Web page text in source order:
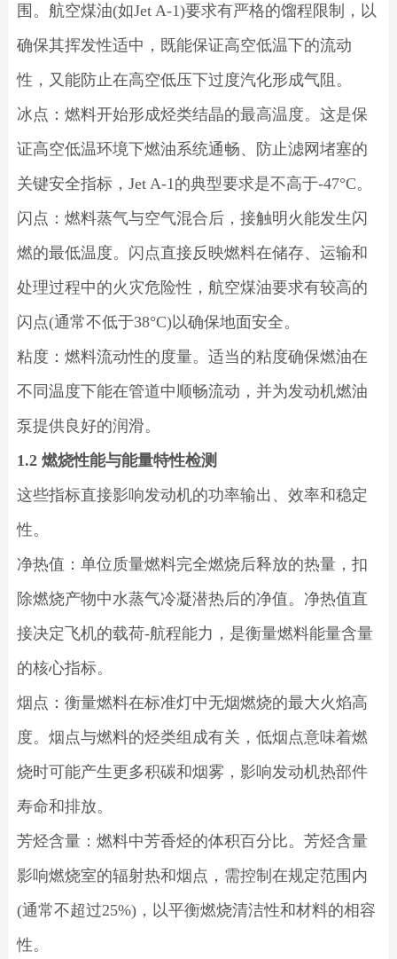
围。航空煤油(如Jet A-1)要求有严格的馏程限制，以
确保其挥发性适中，既能保证高空低温下的流动
性，又能防止在高空低压下过度汽化形成气阻。
冰点：燃料开始形成烃类结晶的最高温度。这是保
证高空低温环境下燃油系统通畅、防止滤网堵塞的
关键安全指标，Jet A-1的典型要求是不高于-47°C。
闪点：燃料蒸气与空气混合后，接触明火能发生闪
燃的最低温度。闪点直接反映燃料在储存、运输和
处理过程中的火灾危险性，航空煤油要求有较高的
闪点(通常不低于38°C)以确保地面安全。
粘度：燃料流动性的度量。适当的粘度确保燃油在
不同温度下能在管道中顺畅流动，并为发动机燃油
泵提供良好的润滑。
1.2 燃烧性能与能量特性检测
这些指标直接影响发动机的功率输出、效率和稳定
性。
净热值：单位质量燃料完全燃烧后释放的热量，扣
除燃烧产物中水蒸气冷凝潜热后的净值。净热值直
接决定飞机的载荷-航程能力，是衡量燃料能量含量
的核心指标。
烟点：衡量燃料在标准灯中无烟燃烧的最大火焰高
度。烟点与燃料的烃类组成有关，低烟点意味着燃
烧时可能产生更多积碳和烟雾，影响发动机热部件
寿命和排放。
芳烃含量：燃料中芳香烃的体积百分比。芳烃含量
影响燃烧室的辐射热和烟点，需控制在规定范围内
(通常不超过25%)，以平衡燃烧清洁性和材料的相容
性。